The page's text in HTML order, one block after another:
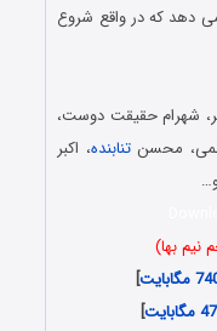
دهد که در واقع شروع
شهرام حقیقت دوست،
محسنتنابنده، اکبر
نیم بها)
]
]